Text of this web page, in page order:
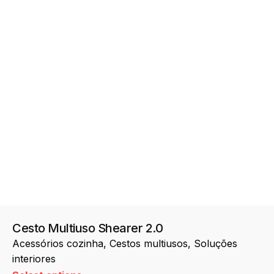
Cesto Multiuso Shearer 2.0
Acessórios cozinha Cestos multiusos Soluções
interiores